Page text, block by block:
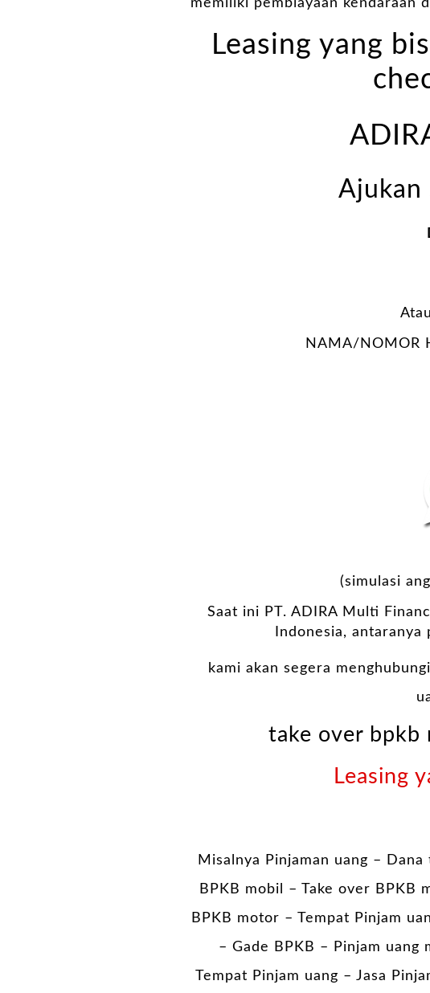
Leasing yang
Ajukan
NAMA/NOMOR
(simulasi
Saat ini PT. ADIRA Multi
Indonesia,
kami akan segera
take over bpkb
Leasing
Misalnya Pinjaman uang – Dana
BPKB mobil – Take over BPKB
BPKB motor – Tempat Pinjam
– Gade BPKB – Pinjam uang
Tempat Pinjam uang – Jasa